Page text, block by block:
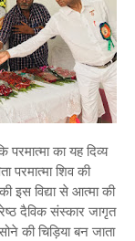
का यह दिव्य
परमात्मा शिव की
इस विद्या से आत्मा की
दैविक संस्कार जागृत
की चिड़िया बन जाता